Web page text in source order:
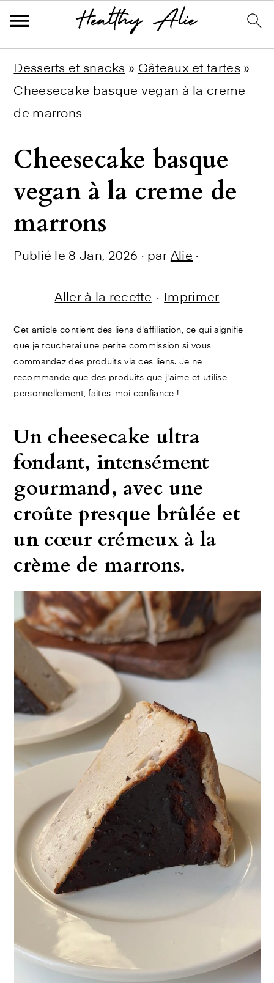
primary
main
primary
Desserts et snacks » Gâteaux et tartes »
Cheesecake basque vegan à la creme
de marrons
Cheesecake basque
vegan à la creme de
marrons
Publié le 8 Jan, 2026 · par Alie ·
Aller à la recette · Imprimer
Cet article contient des liens d'affiliation, ce qui signifie
que je toucherai une petite commission si vous
commandez des produits via ces liens. Je ne
recommande que des produits que j'aime et utilise
personnellement, faites-moi confiance !
Un cheesecake ultra
fondant, intensément
gourmand, avec une
croûte presque brûlée et
un cœur crémeux à la
crème de marrons.